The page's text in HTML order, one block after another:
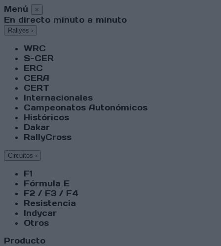
Menú ×
En directo minuto a minuto
Rallyes ›
WRC
S-CER
ERC
CERA
CERT
Internacionales
Campeonatos Autonómicos
Históricos
Dakar
RallyCross
Circuitos ›
F1
Fórmula E
F2 / F3 / F4
Resistencia
Indycar
Otros
Producto